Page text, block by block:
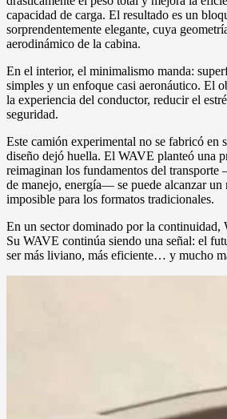
capacidad de carga. El resultado es un
sorprendentemente elegante, cuya
aerodinámico de la cabina.
En el interior, el minimalismo manda:
simples y un enfoque casi aeronáutico. El
la experiencia del conductor, reducir el
seguridad.
Este camión experimental no se fabricó en
diseño dejó huella. El WAVE planteó una
reimaginan los fundamentos del
de manejo, energía— se puede alcanzar un
imposible para los formatos tradicionales.
En un sector dominado por la continuidad,
Su WAVE continúa siendo una señal: el
ser más liviano, más eficiente… y mucho